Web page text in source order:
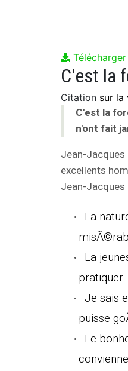
Télécharger
Citation sur la
C'est la
n'ont fait
Jean-Jacques
excellents
Jean-Jacques
La
La
pratiquer.
Je sais
puisse
Le